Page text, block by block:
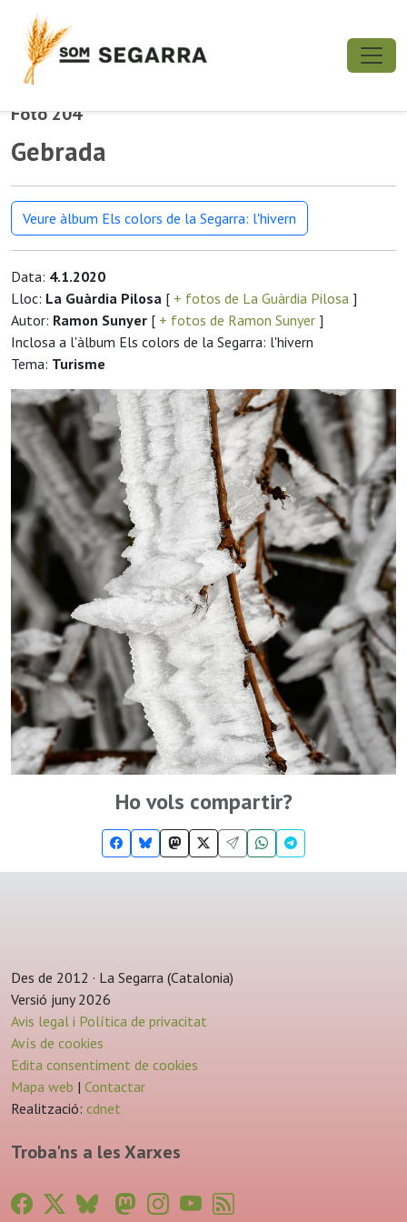
Foto 204
Gebrada
Veure àlbum Els colors de la Segarra: l'hivern
Data: 4.1.2020
Lloc: La Guàrdia Pilosa [ + fotos de La Guàrdia Pilosa ]
Autor: Ramon Sunyer [ + fotos de Ramon Sunyer ]
Inclosa a l'àlbum Els colors de la Segarra: l'hivern
Tema: Turisme
Ho vols compartir?
Des de 2012 · La Segarra (Catalonia)
Versió juny 2026
Avis legal i Política de privacitat
Avís de cookies
Edita consentiment de cookies
Mapa web | Contactar
Realització: cdnet
Troba'ns a les Xarxes